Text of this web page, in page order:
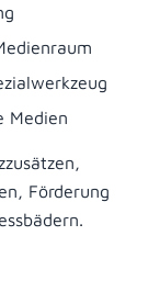
Medien
Förderung